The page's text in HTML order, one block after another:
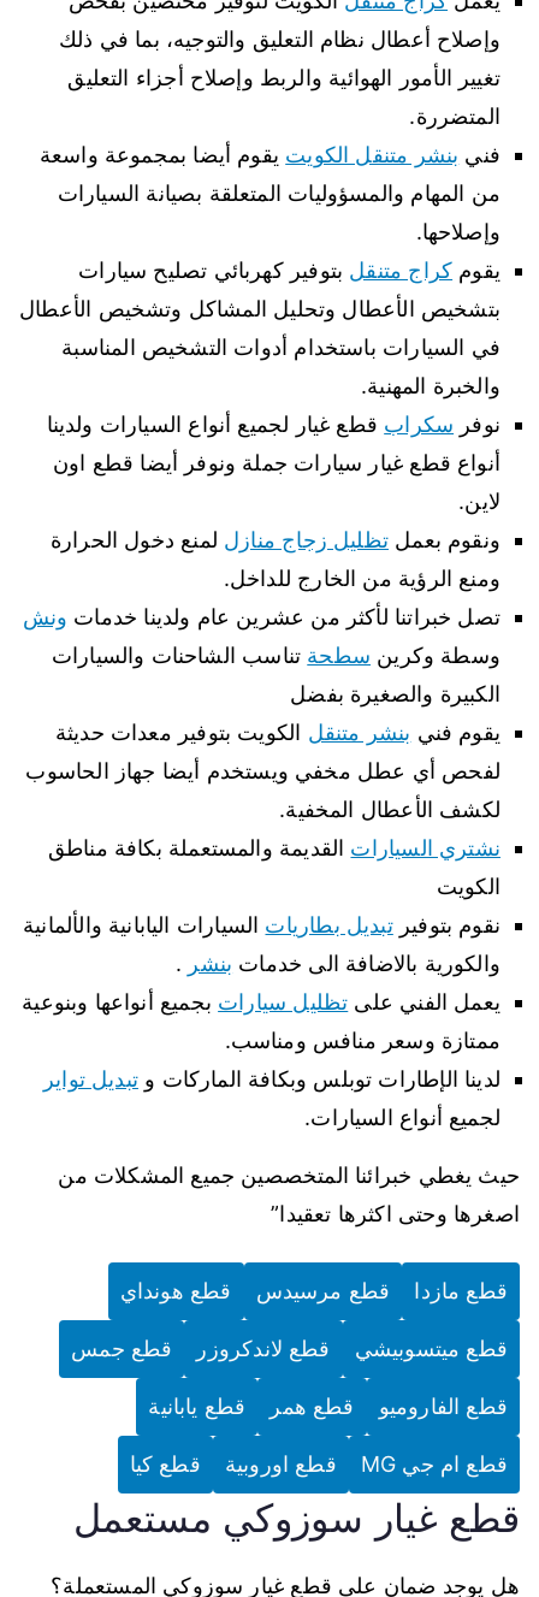
وإصلاح أعطال نظام التعليق والتوجيه، بما في ذلك
تغيير الأمور الهوائية والربط وإصلاح أجزاء التعليق
المتضررة.
فني بنشر متنقل الكويت يقوم أيضا بمجموعة واسعة
من المهام والمسؤوليات المتعلقة بصيانة السيارات
وإصلاحها.
يقوم كراج متنقل بتوفير كهربائي تصليح سيارات
بتشخيص الأعطال وتحليل المشاكل وتشخيص الأعطال
في السيارات باستخدام أدوات التشخيص المناسبة
والخبرة المهنية.
نوفر سكراب قطع غيار لجميع أنواع السيارات ولدينا
أنواع قطع غيار سيارات جملة ونوفر أيضا قطع اون
لاين.
ونقوم بعمل تظليل زجاج منازل لمنع دخول الحرارة
ومنع الرؤية من الخارج للداخل.
تصل خبراتنا لأكثر من عشرين عام ولدينا خدمات ونش
وسطة وكرين سطحة تناسب الشاحنات والسيارات
الكبيرة والصغيرة بفضل
يقوم فني بنشر متنقل الكويت بتوفير معدات حديثة
لفحص أي عطل مخفي ويستخدم أيضا جهاز الحاسوب
لكشف الأعطال المخفية.
نشتري السيارات القديمة والمستعملة بكافة مناطق
الكويت
نقوم بتوفيرتبديل بطاريات السيارات اليابانية والألمانية
والكورية بالاضافة الى خدمات بنشر .
يعمل الفني على تظليل سيارات بجميع أنواعها وبنوعية
ممتازة وسعر منافس ومناسب.
لدينا الإطارات توبلس وبكافة الماركات وتبديل تواير
لجميع أنواع السيارات.
حيث يغطي خبرائنا المتخصصين جميع المشكلات من
اصغرها وحتى اكثرها تعقيدا”
قطع مازدا قطع مرسيدس قطع هونداي
قطع ميتسوبيشي قطع لاندكروزر قطع جمس
قطع الفاروميو قطع همر قطع يابانية
قطع ام جي MG قطع اوروبية قطع كيا
قطع غيار سوزوكي مستعمل
هل يوجد ضمان على قطع غيار سوزوكي المستعملة؟